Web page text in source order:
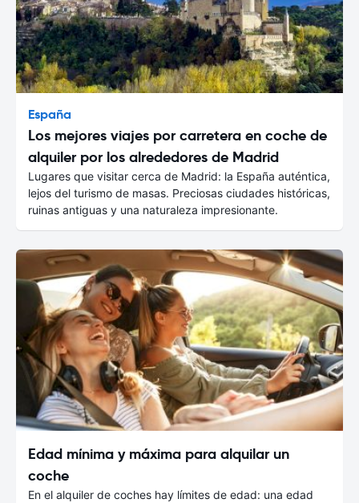
España
Los mejores viajes por carretera en coche de
alquiler por los alrededores de Madrid
Lugares que visitar cerca de Madrid: la España auténtica,
lejos del turismo de masas. Preciosas ciudades históricas,
ruinas antiguas y una naturaleza impresionante.
Edad mínima y máxima para alquilar un
coche
En el alquiler de coches hay límites de edad: una edad